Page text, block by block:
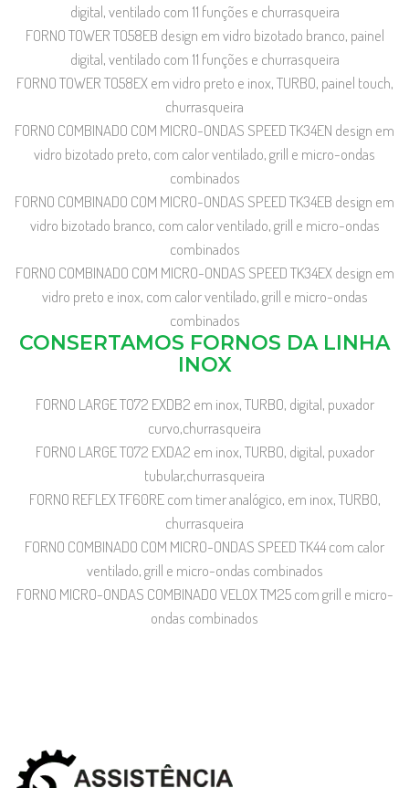
digital, ventilado com 11 funções e churrasqueira
FORNO TOWER TO58EB design em vidro bizotado branco, painel
digital, ventilado com 11 funções e churrasqueira
FORNO TOWER TO58EX em vidro preto e inox, TURBO, painel touch,
churrasqueira
FORNO COMBINADO COM MICRO-ONDAS SPEED TK34EN design em
vidro bizotado preto, com calor ventilado, grill e micro-ondas
combinados
FORNO COMBINADO COM MICRO-ONDAS SPEED TK34EB design em
vidro bizotado branco, com calor ventilado, grill e micro-ondas
combinados
FORNO COMBINADO COM MICRO-ONDAS SPEED TK34EX design em
vidro preto e inox, com calor ventilado, grill e micro-ondas
combinados
CONSERTAMOS FORNOS DA LINHA
INOX
FORNO LARGE TO72 EXDB2 em inox, TURBO, digital, puxador
curvo,churrasqueira
FORNO LARGE TO72 EXDA2 em inox, TURBO, digital, puxador
tubular,churrasqueira
FORNO REFLEX TF60RE com timer analógico, em inox, TURBO,
churrasqueira
FORNO COMBINADO COM MICRO-ONDAS SPEED TK44 com calor
ventilado, grill e micro-ondas combinados
FORNO MICRO-ONDAS COMBINADO VELOX TM25 com grill e micro-
ondas combinados